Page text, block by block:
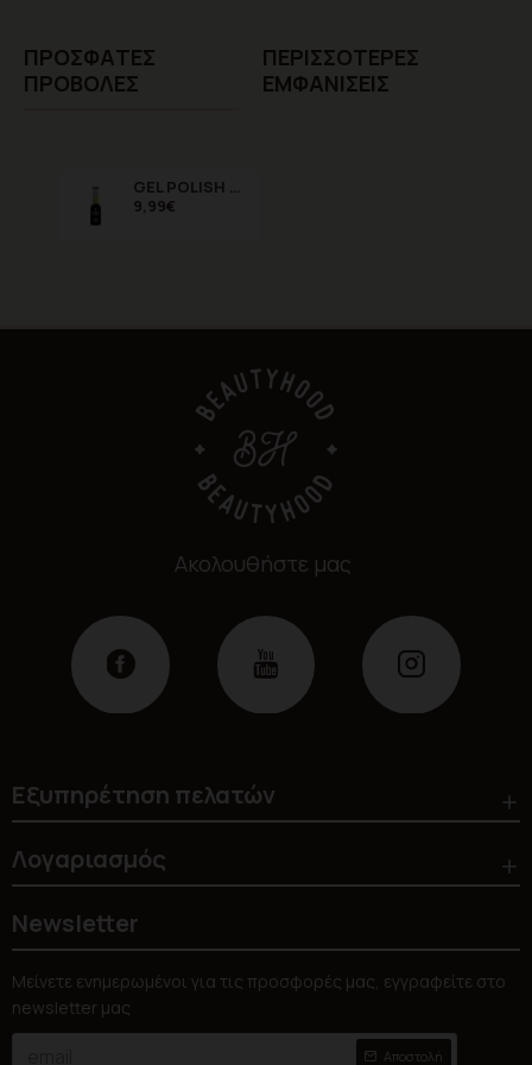
ΠΡΌΣΦΑTΕΣ
ΠΡΟΒΟΛΈΣ
ΠΕΡΙΣΣΌΤΕΡΕΣ
ΕΜΦΑΝΊΣΕΙΣ
GEL POLISH MEGA BASE Cold Pink 8ml
9,99€
Ακολουθήστε μας
Εξυπηρέτηση πελατών
Λογαριασμός
Newsletter
Μείνετε ενημερωμένοι για τις προσφορές μας, εγγραφείτε στο
newsletter μας
Αποστολή